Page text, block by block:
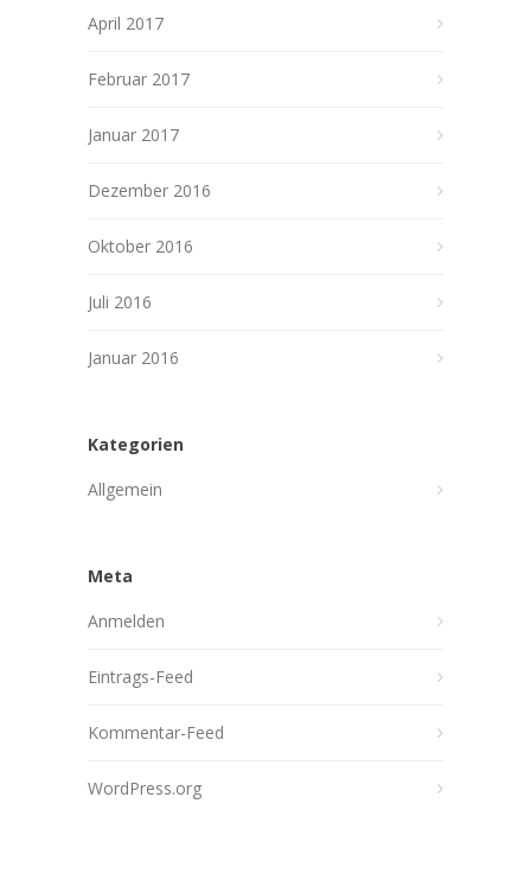
April 2017
Februar 2017
Januar 2017
Dezember 2016
Oktober 2016
Juli 2016
Januar 2016
Kategorien
Allgemein
Meta
Anmelden
Eintrags-Feed
Kommentar-Feed
WordPress.org